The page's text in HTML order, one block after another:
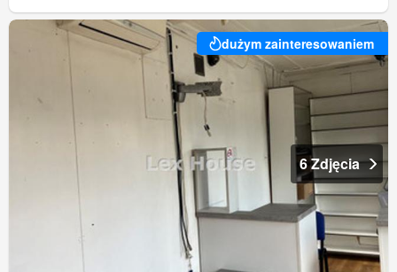
dużym zainteresowaniem
6 Zdjęcia